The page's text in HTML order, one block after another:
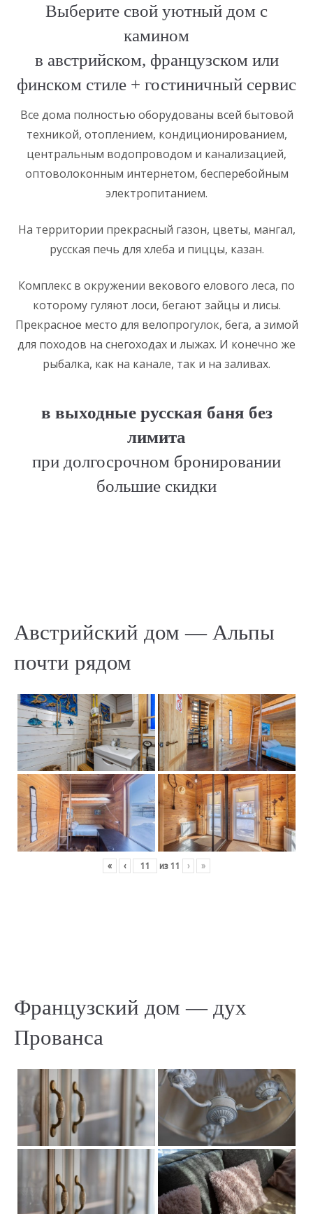
Выберите свой уютный дом с
камином
в австрийском, французском или
финском стиле + гостиничный сервис
Все дома полностью оборудованы всей бытовой
техникой, отоплением, кондиционированием,
центральным водопроводом и канализацией,
оптоволоконным интернетом, бесперебойным
электропитанием.
На территории прекрасный газон, цветы, мангал,
русская печь для хлеба и пиццы, казан.
Комплекс в окружении векового елового леса, по
которому гуляют лоси, бегают зайцы и лисы.
Прекрасное место для велопрогулок, бега, а зимой
для походов на снегоходах и лыжах. И конечно же
рыбалка, как на канале, так и на заливах.
в выходные русская баня без
лимита
при долгосрочном бронировании
большие скидки
Австрийский дом — Альпы
почти рядом
« ‹ из 11 › »
Французский дом — дух
Прованса